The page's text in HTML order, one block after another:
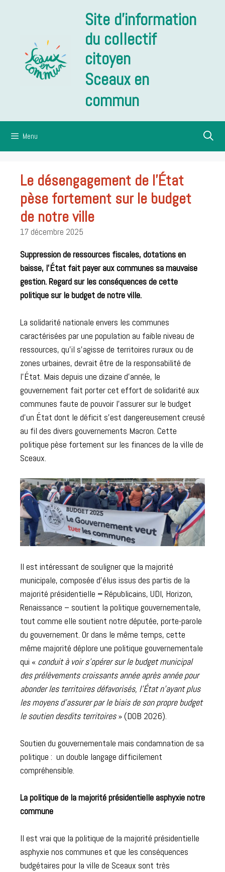
Site d'information
du collectif
citoyen
Sceaux en
commun
Menu
Le désengagement de l’État
pèse fortement sur le budget
de notre ville
17 décembre 2025
Suppression de ressources fiscales, dotations en
baisse, l’État fait payer aux communes sa mauvaise
gestion. Regard sur les conséquences de cette
politique sur le budget de notre ville.
La solidarité nationale envers les communes
caractérisées par une population au faible niveau de
ressources, qu’il s’agisse de territoires ruraux ou de
zones urbaines, devrait être de la responsabilité de
l’État. Mais depuis une dizaine d’année, le
gouvernement fait porter cet effort de solidarité aux
communes faute de pouvoir l’assurer sur le budget
d’un État dont le déficit s’est dangereusement creusé
au fil des divers gouvernements Macron. Cette
politique pèse fortement sur les finances de la ville de
Sceaux.
Il est intéressant de souligner que la majorité
municipale, composée d’élus issus des partis de la
majorité présidentielle –Républicains, UDI, Horizon,
Renaissance – soutient la politique gouvernementale,
tout comme elle soutient notre députée, porte-parole
du gouvernement. Or dans le même temps, cette
même majorité déplore une politique gouvernementale
qui « conduit à voir s’opérer sur le budget municipal
des prélèvements croissants année après année pour
abonder les territoires défavorisés, l’État n’ayant plus
les moyens d’assurer par le biais de son propre budget
le soutien desdits territoires» (DOB 2026).
Soutien du gouvernementale mais condamnation de sa
politique : un double langage difficilement
compréhensible.
La politique de la majorité présidentielle asphyxie notre
commune
Il est vrai que la politique de la majorité présidentielle
asphyxie nos communes et que les conséquences
budgétaires pour la ville de Sceaux sont très